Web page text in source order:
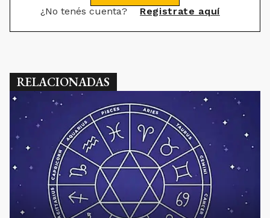
¿No tenés cuenta? Registrate aquí
RELACIONADAS